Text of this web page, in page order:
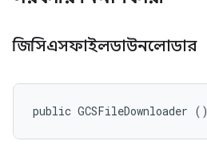
জিসিএসফাইলডাউনলোডার
public GCSFileDownloader ()